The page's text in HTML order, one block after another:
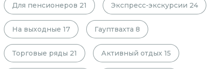
Для пенсионеров 21 Экспресс-экскурсии 24
На выходные 17 Гауптвахта 8
Торговые ряды 21 Активный отдых 15